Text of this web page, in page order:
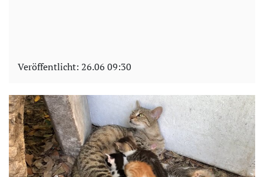
Veröffentlicht: 26.06 09:30